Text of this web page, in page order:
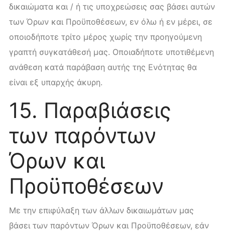
δικαιώματα και / ή τις υποχρεώσεις σας βάσει αυτών
των Όρων και Προϋποθέσεων, εν όλω ή εν μέρει, σε
οποιοδήποτε τρίτο μέρος χωρίς την προηγούμενη
γραπτή συγκατάθεσή μας. Οποιαδήποτε υποτιθέμενη
ανάθεση κατά παράβαση αυτής της Ενότητας θα
είναι εξ υπαρχής άκυρη.
15. Παραβιάσεις
των παρόντων
Όρων και
Προϋποθέσεων
Με την επιφύλαξη των άλλων δικαιωμάτων μας
βάσει των παρόντων Όρων και Προϋποθέσεων, εάν